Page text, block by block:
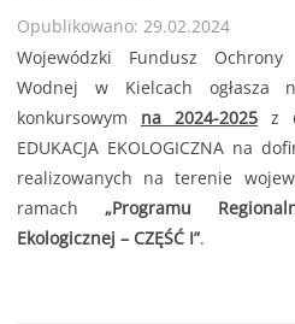
Opublikowano: 29.02.2024
Wojewódzki Fundusz
Wodnej w Kielcach ogłasza
konkursowym na 2024-2025z
EDUKACJA EKOLOGICZNA na
realizowanych na terenie
ramach „Programu
Ekologicznej – CZĘŚĆ I”.